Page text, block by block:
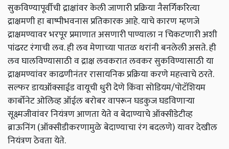
सुकविण्यापूर्वीची द्राक्षांवर केली जाणारी प्रक्रिया नैसर्गिकरित्या
द्राक्षमणी हा बाष्पीभवनास प्रतिकारक आहे. याचे कारण म्हणजे
द्राक्षमण्यावर भरपूर प्रमाणात असणारी पाण्याला न चिकटणारी अशी
पांढरट रंगाची लव. ही लव मेणाच्या पातळ थरांनी बनलेली असते. ही
लव घालविण्यासाठी व द्राक्ष लवकरात लवकर सुकविण्यासाठी या
द्राक्षमण्यांवर काढणीनंतर रासायनिक प्रक्रिया करणे महत्त्वाचे ठरते.
सल्फर डायऑक्साईड वायूची धुरी देणे किंवा सोडियम/पोटॅशियम
कार्बोनेट ओलिव्ह ऑईल बरोबर वापरून घडकुज घडविणार्‍या
सूक्ष्मजीवांवर नियंत्रण आणता येते व बेदाण्याचे ऑक्सीडेटीव्ह
ब्राऊनिंग (ऑक्सीडीकरणामुळे बेदाण्याचा रंग बदलणे) यावर देखील
नियंत्रण ठेवता येते.